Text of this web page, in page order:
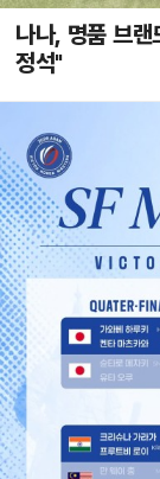
나나, 명품 브랜
정석"